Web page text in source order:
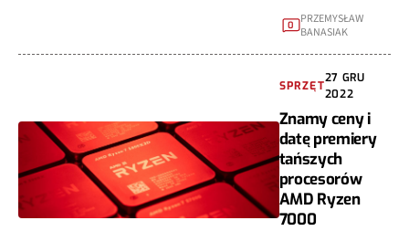
0 PRZEMYSŁAW
BANASIAK
SPRZĘT
27 GRU
2022
Znamy ceny i
datę premiery
tańszych
procesorów
AMD Ryzen
7000